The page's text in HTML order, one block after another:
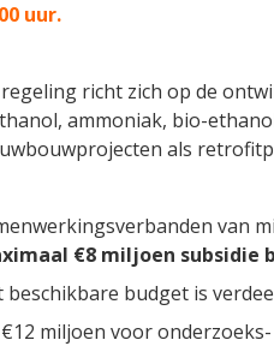
uur.
richt zich op de
ammoniak, bio-
als
van
€8 miljoen subsidie
beschikbare budget is
€12 miljoen voor